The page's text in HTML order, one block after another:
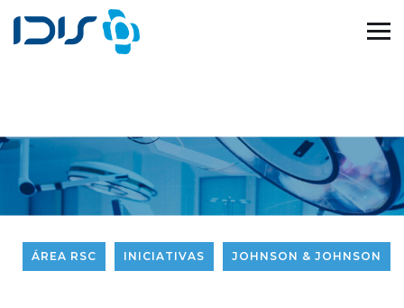
ÁREA RSC INICIATIVAS JOHNSON & JOHNSON